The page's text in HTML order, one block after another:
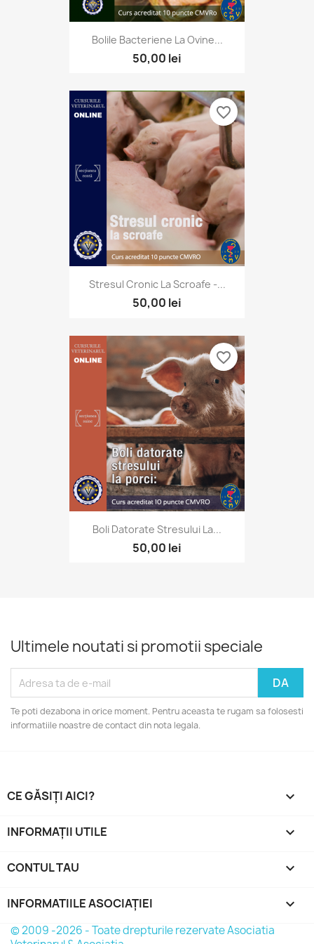
Bolile Bacteriene La Ovine...
50,00 lei
Stresul Cronic La Scroafe -...
50,00 lei
favorite_border
Boli Datorate Stresului La...
50,00 lei
favorite_border
Ultimele noutati si promotii speciale
Te poti dezabona in orice moment. Pentru aceasta te rugam sa folosesti
informatiile noastre de contact din nota legala.
CE GĂSIȚI AICI? 
INFORMAȚII UTILE 
CONTUL TAU 
INFORMATIILE ASOCIAȚIEI keyboard_arrow_down
© 2009 -2026 - Toate drepturile rezervate Asociatia